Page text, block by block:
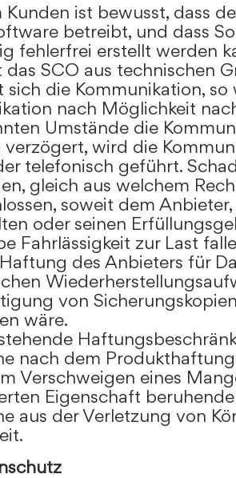
ist bewusst, dass
betreibt, und dass
fehlerfrei erstellt werden
SCO aus technischen
sich die Kommunikation, so
nach Möglichkeit
Umstände die
verzögert, wird die
telefonisch geführt.
gleich aus welchem
soweit dem
oder seinen
Fahrlässigkeit zur Last
des Anbieters für
von
wäre.
nach dem
Verschweigen eines
Eigenschaft
aus der Verletzung von